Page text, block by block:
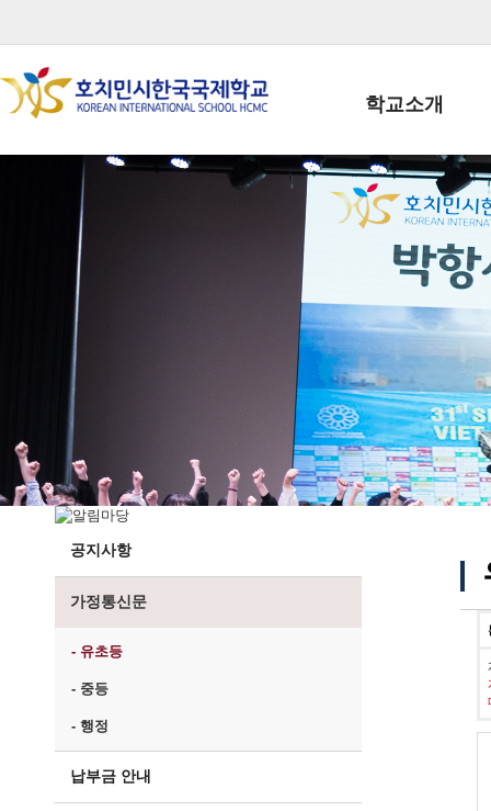
학교소개
학교장인사말
학생회장인사말
학교상징
학교 CI
교직원현황
학생현황
위치/전화
전경사진
공지사항
가정통신문
- 유초등
- 중등
- 행정
납부금 안내